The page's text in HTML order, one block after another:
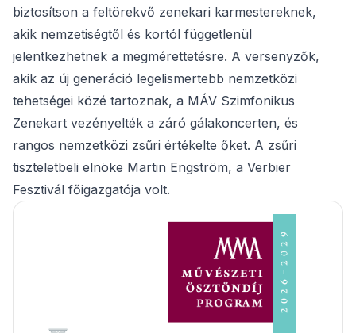
biztosítson a feltörekvő zenekari karmestereknek,
akik nemzetiségtől és kortól függetlenül
jelentkezhetnek a megmérettetésre. A versenyzők,
akik az új generáció legelismertebb nemzetközi
tehetségei közé tartoznak, a MÁV Szimfonikus
Zenekart vezényelték a záró gálakoncerten, és
rangos nemzetközi zsűri értékelte őket. A zsűri
tiszteletbeli elnöke Martin Engström, a Verbier
Fesztivál főigazgatója volt.